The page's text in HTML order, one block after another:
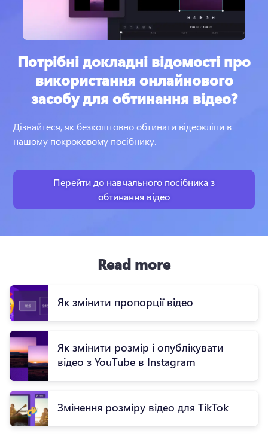
Потрібні докладні відомості про
використання онлайнового
засобу для обтинання відео?
Дізнайтеся, як безкоштовно обтинати відеокліпи в
нашому покроковому посібнику.
Перейти до навчального посібника з
обтинання відео
Read more
Як змінити пропорції відео
Як змінити розмір і опублікувати
відео з YouTube в Instagram
Змінення розміру відео для TikTok